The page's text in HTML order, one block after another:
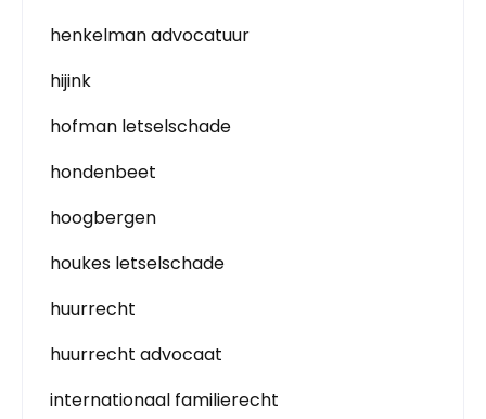
henkelman advocatuur
hijink
hofman letselschade
hondenbeet
hoogbergen
houkes letselschade
huurrecht
huurrecht advocaat
internationaal familierecht